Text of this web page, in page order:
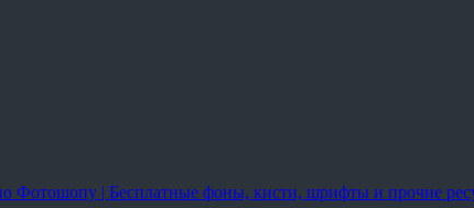
Фотошопу | Бесплатные фоны, кисти, шрифты и прочие